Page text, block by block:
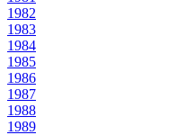
1982
1983
1984
1985
1986
1987
1988
1989